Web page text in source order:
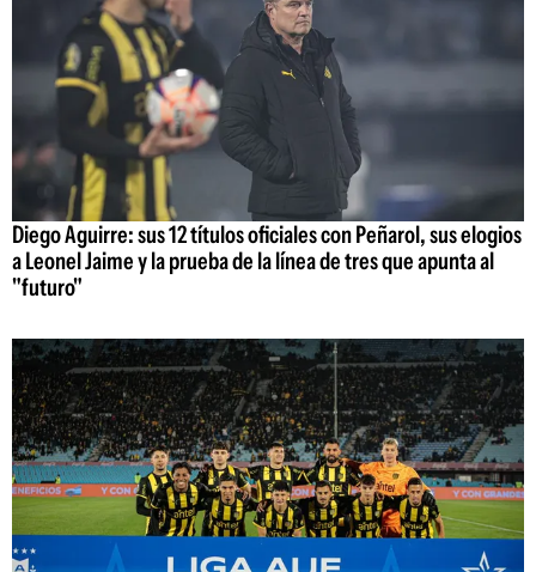
Diego Aguirre: sus 12 títulos oficiales con Peñarol, sus elogios
a Leonel Jaime y la prueba de la línea de tres que apunta al
"futuro"